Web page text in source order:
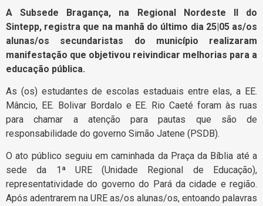
A Subsede Bragança, na Regional Nordeste II do
Sintepp, registra que na manhã do último dia 25|05 as/os
alunas/os secundaristas do município realizaram
manifestação que objetivou reivindicar melhorias para a
educação pública.
As (os) estudantes de escolas estaduais entre elas, a EE.
Mâncio, EE. Bolivar Bordalo e EE. Rio Caeté foram às ruas
para chamar a atenção para pautas que são de
responsabilidade do governo Simão Jatene (PSDB).
O ato público seguiu em caminhada da Praça da Bíblia até a
sede da 1ª URE (Unidade Regional de Educação),
representatividade do governo do Pará da cidade e região.
Após adentrarem na URE as/os alunas/os, entoando palavras